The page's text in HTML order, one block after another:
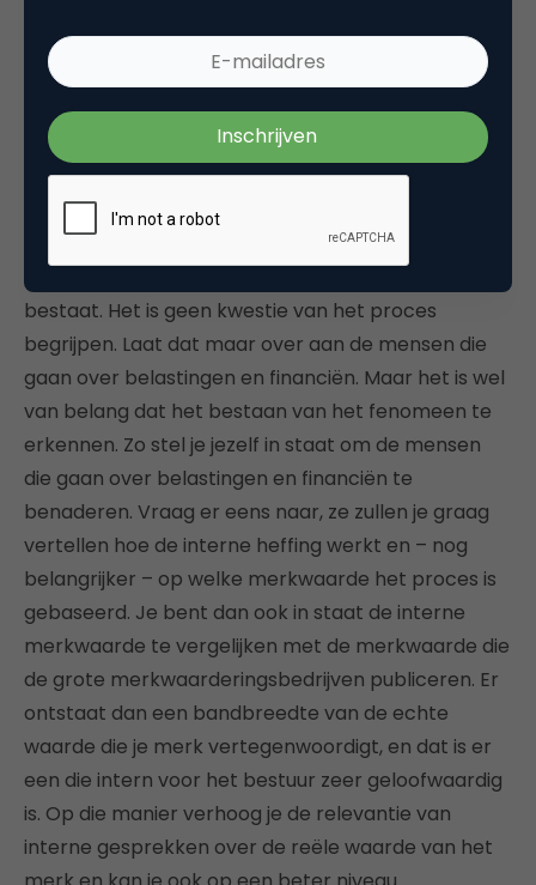
aan te boren
Ik heb in de loop der jaren gezien dat
merkmanagers, marketing- en
communicatiedirecteuren die verantwoordelijk zijn
voor het merk meestal niet op de hoogte zijn van
dit mechanisme – ze weten simpelweg niet dat het
bestaat. Het is geen kwestie van het proces
begrijpen. Laat dat maar over aan de mensen die
gaan over belastingen en financiën. Maar het is wel
van belang dat het bestaan van het fenomeen te
erkennen. Zo stel je jezelf in staat om de mensen
die gaan over belastingen en financiën te
benaderen. Vraag er eens naar, ze zullen je graag
vertellen hoe de interne heffing werkt en – nog
belangrijker – op welke merkwaarde het proces is
gebaseerd. Je bent dan ook in staat de interne
merkwaarde te vergelijken met de merkwaarde die
de grote merkwaarderingsbedrijven publiceren. Er
ontstaat dan een bandbreedte van de echte
waarde die je merk vertegenwoordigt, en dat is er
een die intern voor het bestuur zeer geloofwaardig
is. Op die manier verhoog je de relevantie van
interne gesprekken over de reële waarde van het